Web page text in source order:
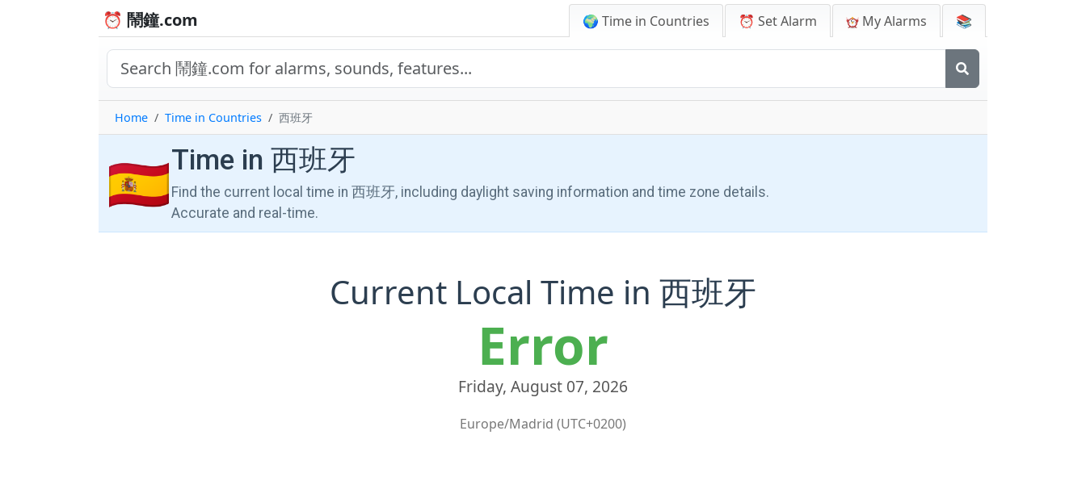
⏰ 鬧鐘.com 🌍 Time in Countries ⏰ Set Alarm My Alarms 📚
Home Time in Countries 西班牙
🇪🇸Time in 西班牙
Find the current local time in 西班牙, including daylight saving information and time zone details.
Accurate and real-time.
Current Local Time in 西班牙
Error
Friday, August 07, 2026
Europe/Madrid (UTC+0200)